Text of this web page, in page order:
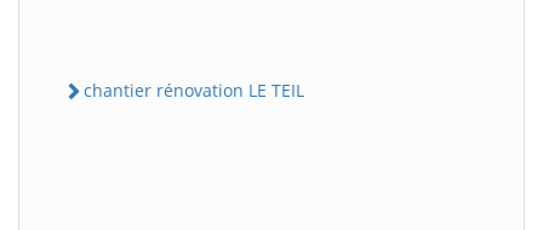
chantier rénovation LE TEIL